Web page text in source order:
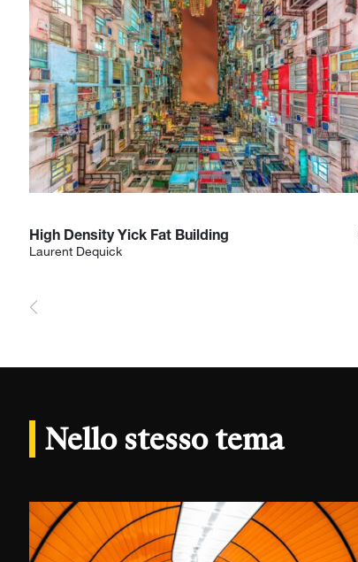
High Density Yick Fat Building
Laurent Dequick
Nello stesso tema